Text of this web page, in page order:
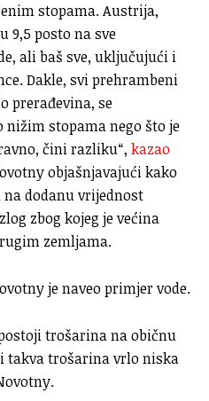
stopama. Austrija,
9,5 posto na sve
ali baš sve, uključujući i
Dakle, svi prehrambeni
prerađevina, se
nižim stopama nego što je
čini razliku“, kazao
objašnjavajući kako
na dodanu vrijednost
zbog kojeg je većina
zemljama.
je naveo primjer vode.
trošarina na običnu
takva trošarina vrlo niska